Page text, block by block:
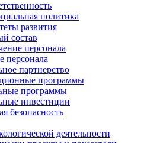
политика
развития
состав
персонала
персонала
партнерство
программы
программы
инвестиции
безопасность
деятельности